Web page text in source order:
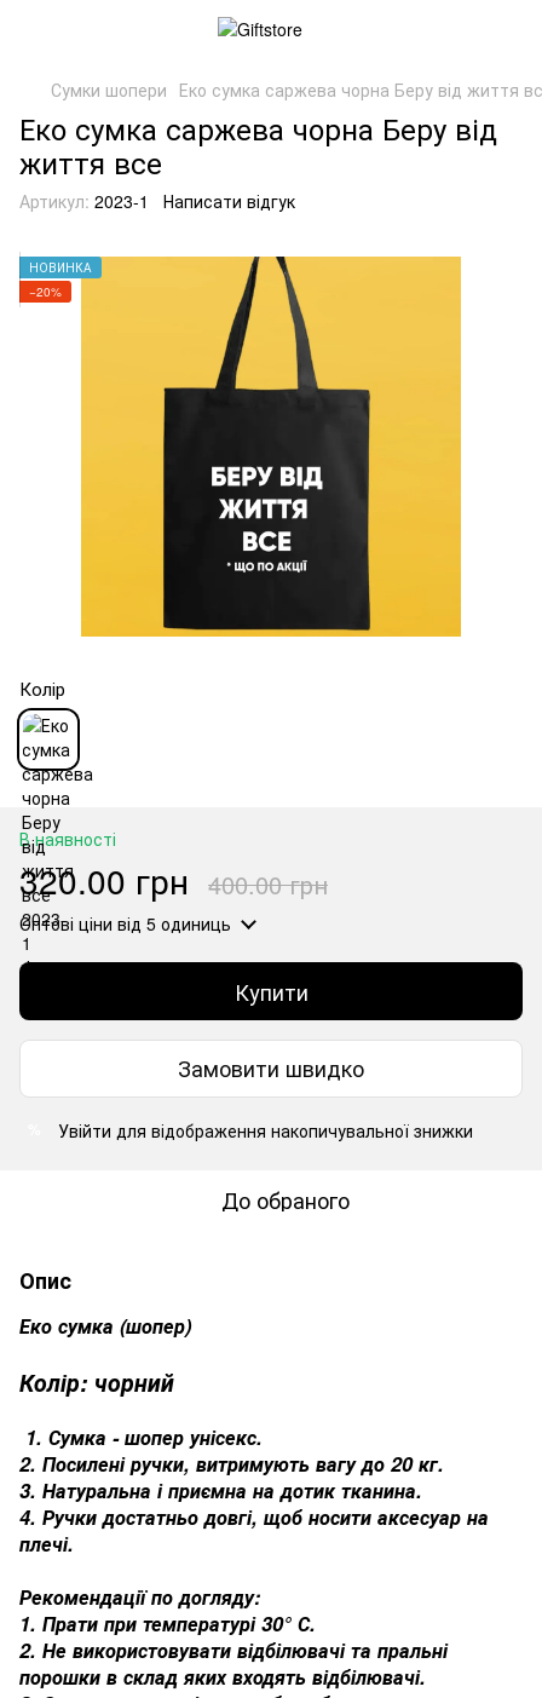
Сумки шопери Еко сумка саржева чорна Беру від життя
Еко сумка саржева чорна Беру від
життя все
Артикул: 2023-1 Написати відгук
НОВИНКА
−20%
Колір
В наявності
320.00 грн 400.00 грн
Оптові ціни від 5 одиниць
Купити
Замовити швидко
Увійти для відображення накопичувальної знижки
До обраного
Опис
Еко сумка (шопер)
Колір: чорний
1. Сумка - шопер унісекс.
2. Посилені ручки, витримують вагу до 20 кг.
3. Натуральна і приємна на дотик тканина.
4. Ручки достатньо довгі, щоб носити аксесуар на
плечі.
Рекомендації по догляду:
1. Прати при температурі 30° С.
2. Не використовувати відбілювачі та пральні
порошки в склад яких входять відбілювачі.